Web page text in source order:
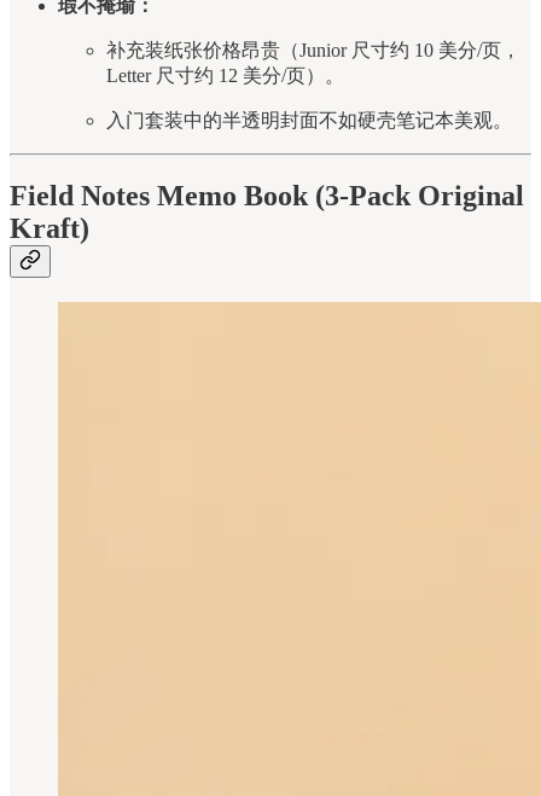
瑕不掩瑜：
补充装纸张价格昂贵（Junior 尺寸约 10 美分/页，
Letter 尺寸约 12 美分/页）。
入门套装中的半透明封面不如硬壳笔记本美观。
Field Notes Memo Book (3-Pack Original
Kraft)